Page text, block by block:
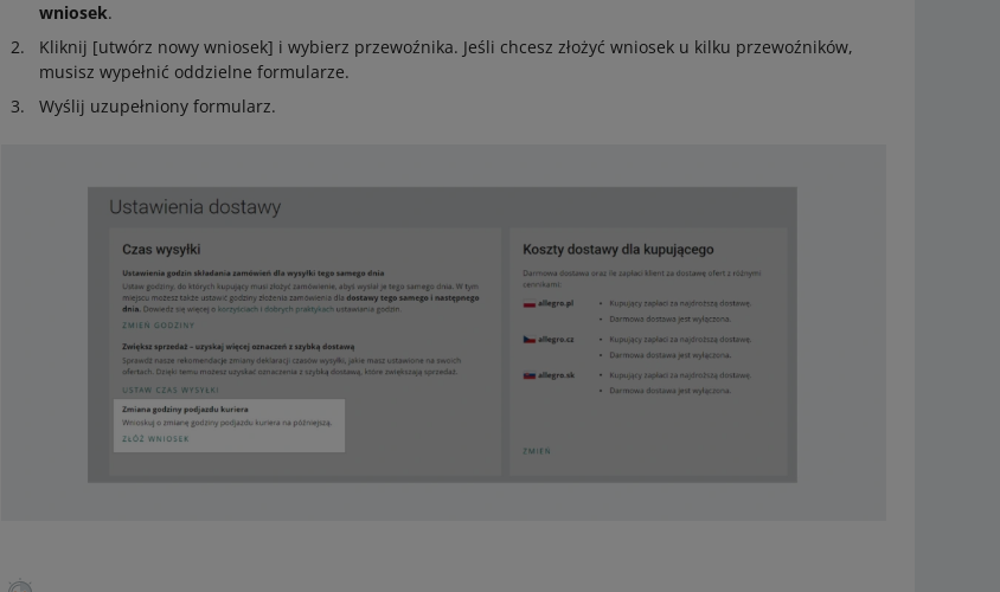
wniosek.
Kliknij [utwórz nowy wniosek] i wybierz przewoźnika. Jeśli chcesz złożyć wniosek u kilku przewoźników,
musisz wypełnić oddzielne formularze.
Wyślij uzupełniony formularz.